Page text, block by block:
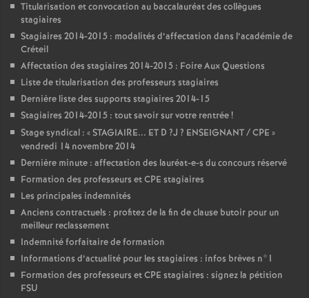
Titularisation et convocation au baccalauréat des collègues
stagiaires
Stagiaires 2014-2015 : modalités d’affectation dans l’académie de
Créteil
Affectation des stagiaires 2014-2015 : Foire Aux Questions
Liste de titularisation des professeurs stagiaires
Dernière liste des supports stagiaires 2014-15
Stagiaires 2014-2015 : tout savoir sur votre rentrée!
Stage syndical : «STAGIAIRE... ET D ?J ? ENSEIGNANT/CPE »
vendredi 14 novembre 2014
Dernière minute : affectation des lauréat-e-s du concours réservé
Formation des professeurs etCPE stagiaires
Les principales indemnités
Anciens contractuels : profitez de la fin de clause butoir pour un
meilleur reclassement
Indemnité forfaitaire de formation
Informations d’actualité pour les stagiaires : infos brèves n°1
Formation des professeurs etCPE stagiaires : signez la pétition
FSU